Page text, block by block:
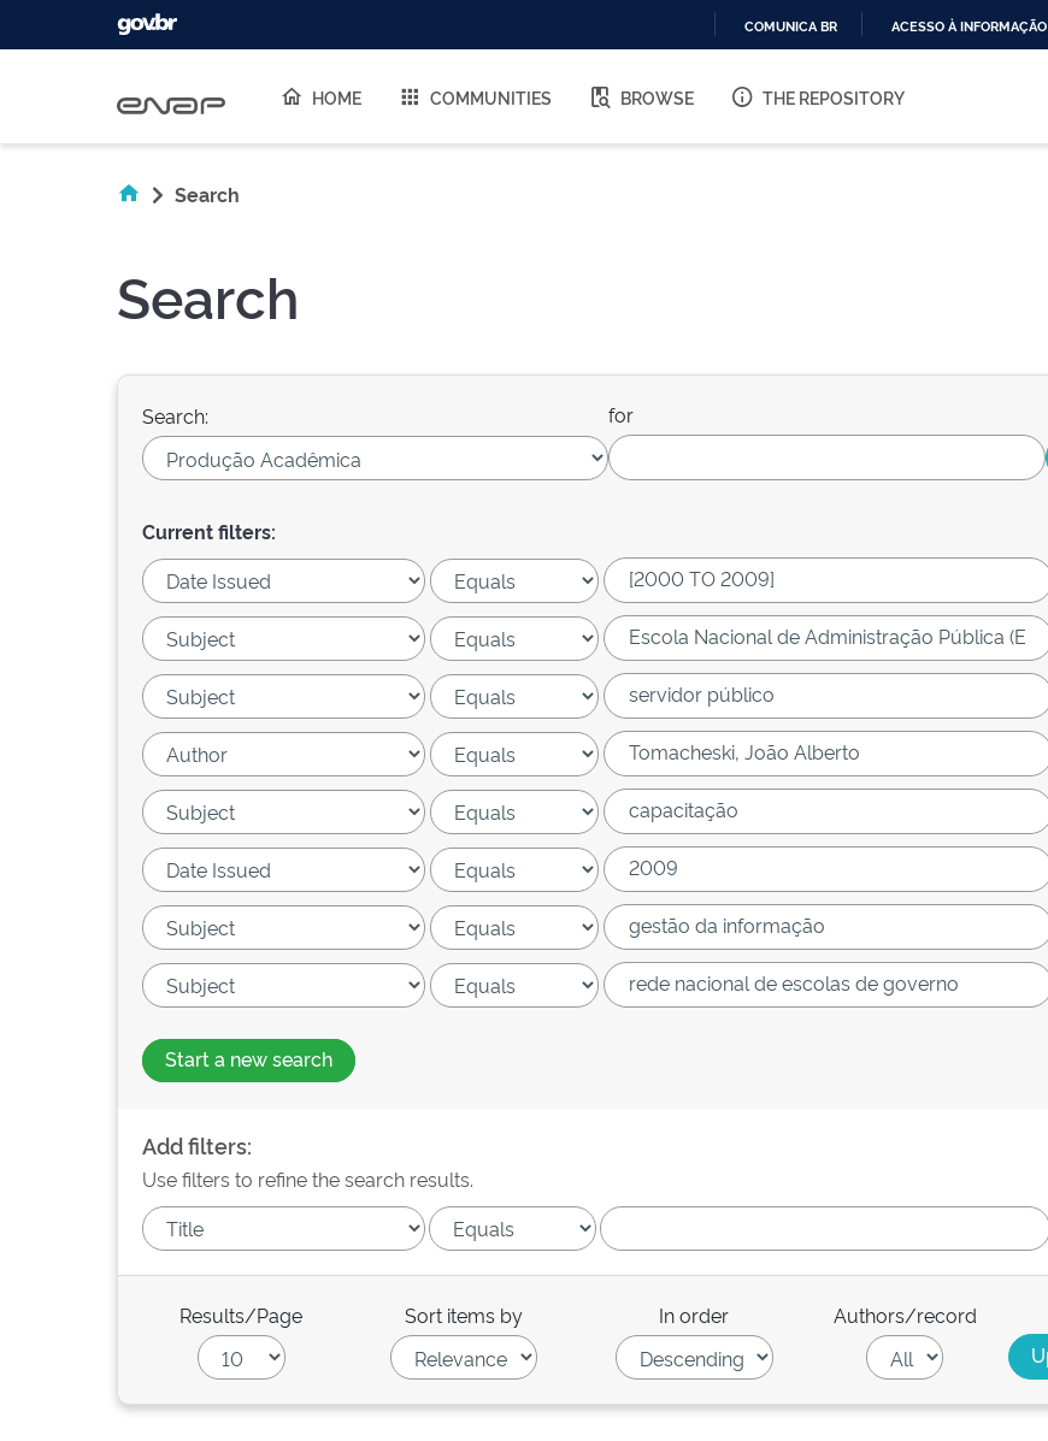
O
COMUNICA BR ACESSO À INFORMAÇÃO
HOME COMMUNITIES BROWSE THE REPOSITORY
Search
Search
Search: for
Current filters:
Start a new search
Add filters:
Use filters to refine the search results.
Results/Page Sort items by In order Authors/record